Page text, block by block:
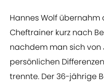
Hannes Wolf
Cheftrainer kurz nach
nachdem man sich von
persönlichen
trennte. Der 36-jährige